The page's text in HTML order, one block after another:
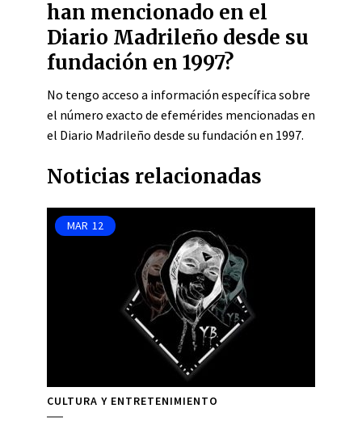
han mencionado en el
Diario Madrileño desde su
fundación en 1997?
No tengo acceso a información específica sobre
el número exacto de efemérides mencionadas en
el Diario Madrileño desde su fundación en 1997.
Noticias relacionadas
MAR 12
CULTURA Y ENTRETENIMIENTO